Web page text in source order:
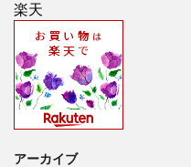
楽天
アーカイブ